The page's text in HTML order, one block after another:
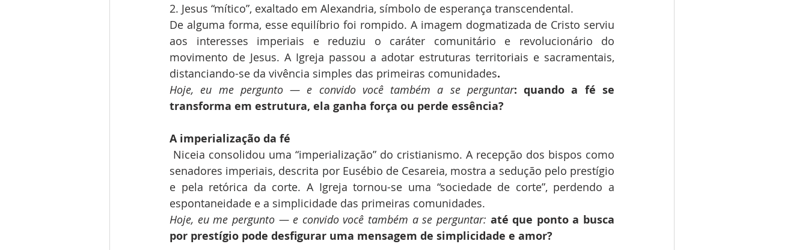
2. Jesus “mítico”, exaltado em Alexandria, símbolo de esperança transcendental.
De alguma forma, esse equilíbrio foi rompido. A imagem dogmatizada de Cristo serviu
aos interesses imperiais e reduziu o caráter comunitário e revolucionário do
movimento de Jesus. A Igreja passou a adotar estruturas territoriais e sacramentais,
distanciando-se da vivência simples das primeiras comunidades.
Hoje, eu me pergunto — e convido você também a se perguntar: quando a fé se
transforma em estrutura, ela ganha força ou perde essência?
A imperialização da fé
Niceia consolidou uma “imperialização” do cristianismo. A recepção dos bispos como
senadores imperiais, descrita por Eusébio de Cesareia, mostra a sedução pelo prestígio
e pela retórica da corte. A Igreja tornou-se uma “sociedade de corte”, perdendo a
espontaneidade e a simplicidade das primeiras comunidades.
Hoje, eu me pergunto — e convido você também a se perguntar: até que ponto a busca
por prestígio pode desfigurar uma mensagem de simplicidade e amor?